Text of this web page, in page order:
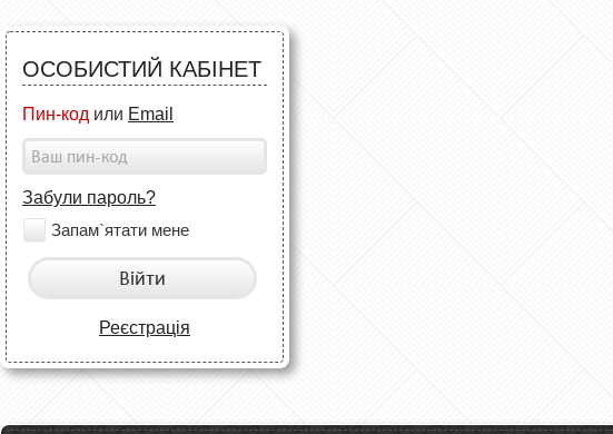
ОСОБИСТИЙ КАБІНЕТ
Пин-код или Email
Забули пароль?
Запам`ятати мене
Війти
Реєстрація